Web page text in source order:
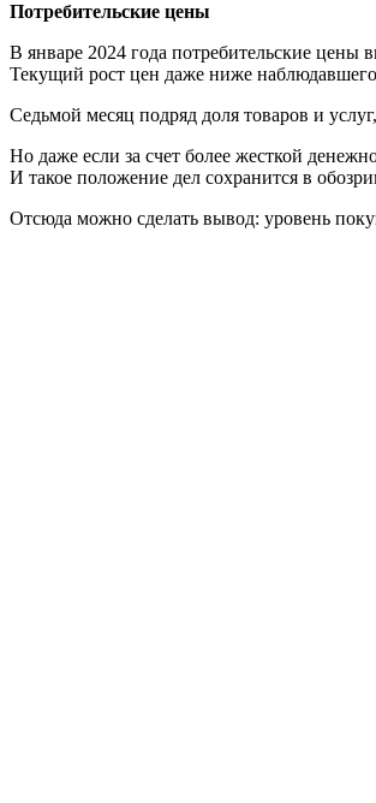
Потребительские цены
В январе 2024 года потребительские цены
Текущий рост цен даже ниже
Седьмой месяц подряд доля товаров и
Но даже если за счет более жесткой
И такое положение дел сохранится в
Отсюда можно сделать вывод: уровень